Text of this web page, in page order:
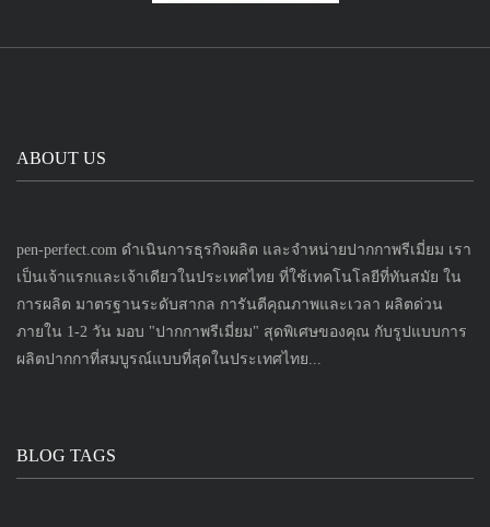
ABOUT US
pen-perfect.com ดำเนินการธุรกิจผลิต และจำหน่ายปากกาพรีเมี่ยม เรา
เป็นเจ้าแรกและเจ้าเดียวในประเทศไทย ที่ใช้เทคโนโลยีที่ทันสมัย ใน
การผลิต มาตรฐานระดับสากล การันตีคุณภาพและเวลา ผลิตด่วน
ภายใน 1-2 วัน มอบ "ปากกาพรีเมี่ยม" สุดพิเศษของคุณ กับรูปแบบการ
ผลิตปากกาที่สมบูรณ์แบบที่สุดในประเทศไทย...
BLOG TAGS